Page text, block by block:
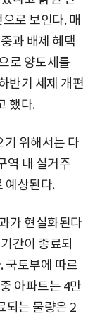
로 보인다. 매
과 배제 혜택
로 양도세를
반기 세제 개편
했다.
위해서는 다
역 내 실거주
예상된다.
가 현실화된다
간이 종료되
국토부에 따르
아파트는 4만
되는 물량은 2